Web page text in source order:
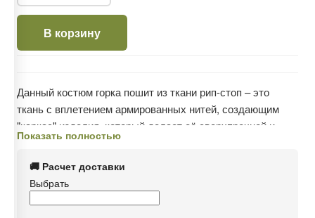
В корзину
Данный костюм горка пошит из ткани рип-стоп – это
ткань с вплетением армированных нитей, создающим
"каркас" изделия, который делает её сверхпрочной и
устойчивой к разрывам, не утяжеляя при этом.
В состав ткани входит хлопок, который обеспечивает
процесс воздухообмена, позволяя телу дышать,
гигроскопичность и комфорт; а также полиэстер,
Показать полностью
🚚 Расчет доставки
Выбрать